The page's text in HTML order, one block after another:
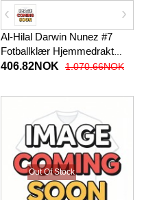
Al-Hilal Darwin Nunez #7
Fotballklær Hjemmedrakt
2026-27 Kortermet
406.82NOK 1.070.66NOK
Out Of Stock